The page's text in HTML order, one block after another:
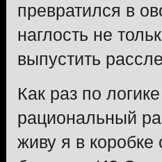
превратился в
наглость не
выпустить
Как раз по
рациональный
живу я в коробке